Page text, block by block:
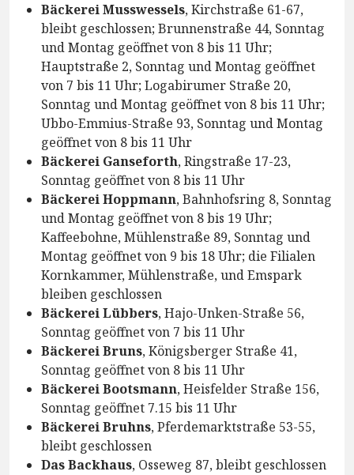
Bäckerei Musswessels, Kirchstraße 61-67,
bleibt geschlossen; Brunnenstraße 44, Sonntag
und Montag geöffnet von 8 bis 11 Uhr;
Hauptstraße 2, Sonntag und Montag geöffnet
von 7 bis 11 Uhr; Logabirumer Straße 20,
Sonntag und Montag geöffnet von 8 bis 11 Uhr;
Ubbo-Emmius-Straße 93, Sonntag und Montag
geöffnet von 8 bis 11 Uhr
Bäckerei Ganseforth, Ringstraße 17-23,
Sonntag geöffnet von 8 bis 11 Uhr
Bäckerei Hoppmann, Bahnhofsring 8, Sonntag
und Montag geöffnet von 8 bis 19 Uhr;
Kaffeebohne, Mühlenstraße 89, Sonntag und
Montag geöffnet von 9 bis 18 Uhr; die Filialen
Kornkammer, Mühlenstraße, und Emspark
bleiben geschlossen
Bäckerei Lübbers, Hajo-Unken-Straße 56,
Sonntag geöffnet von 7 bis 11 Uhr
Bäckerei Bruns, Königsberger Straße 41,
Sonntag geöffnet von 8 bis 11 Uhr
Bäckerei Bootsmann, Heisfelder Straße 156,
Sonntag geöffnet 7.15 bis 11 Uhr
Bäckerei Bruhns, Pferdemarktstraße 53-55,
bleibt geschlossen
Das Backhaus, Osseweg 87, bleibt geschlossen